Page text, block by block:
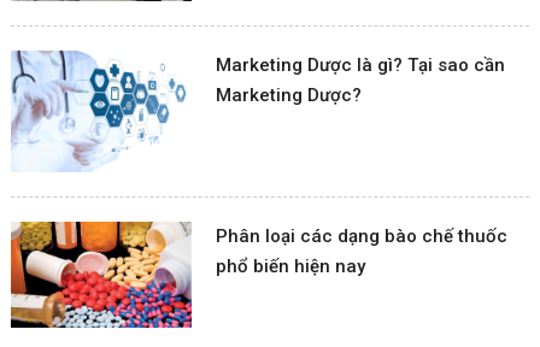
Marketing Dược là gì? Tại sao cần
Marketing Dược?
Phân loại các dạng bào chế thuốc
phổ biến hiện nay